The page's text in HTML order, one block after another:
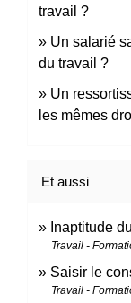
travail ?
Un salarié
du travail ?
Un
les mêmes
Et aussi
Inaptitude
Travail -
Saisir le
Travail -